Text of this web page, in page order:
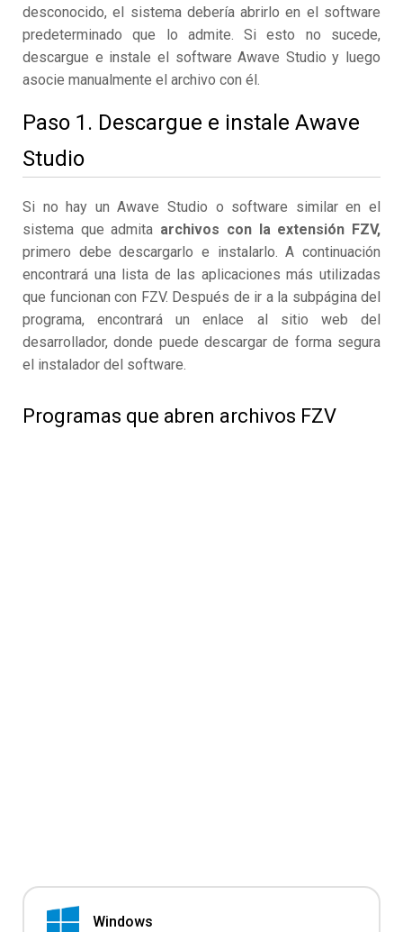
desconocido, el sistema debería abrirlo en el software
predeterminado que lo admite. Si esto no sucede,
descargue e instale el software Awave Studio y luego
asocie manualmente el archivo con él.
Paso 1. Descargue e instale Awave
Studio
Si no hay un Awave Studio o software similar en el
sistema que admita archivos con la extensión FZV,
primero debe descargarlo e instalarlo. A continuación
encontrará una lista de las aplicaciones más utilizadas
que funcionan con FZV. Después de ir a la subpágina del
programa, encontrará un enlace al sitio web del
desarrollador, donde puede descargar de forma segura
el instalador del software.
Programas que abren archivos FZV
Windows